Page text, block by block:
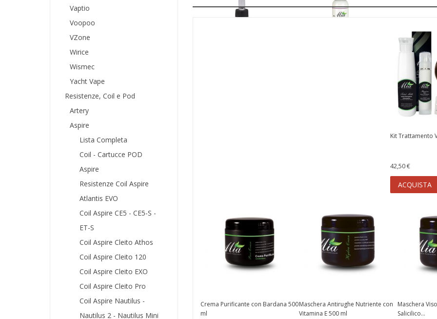
Vaptio
Voopoo
VZone
Wirice
Wismec
Yacht Vape
Resistenze, Coil e Pod
Artery
Aspire
Lista Completa
Coil - Cartucce POD
Aspire
Resistenze Coil Aspire
Atlantis EVO
Coil Aspire CE5 - CE5-S -
ET-S
Coil Aspire Cleito Athos
Coil Aspire Cleito 120
Coil Aspire Cleito EXO
Coil Aspire Cleito Pro
Coil Aspire Nautilus -
Nautilus 2 - Nautilus Mini
Kit Trattamento
42,50 €
ACQUISTA
Crema Purificante con Bardana 500
ml
Maschera Antirughe Nutriente con
Vitamina E 500 ml
Maschera
Salicilico...